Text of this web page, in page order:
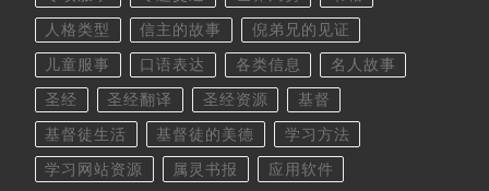
人格类型 信主的故事 倪弟兄的见证
儿童服事 口语表达 各类信息 名人故事
圣经 圣经翻译 圣经资源 基督
基督徒生活 基督徒的美德 学习方法
学习网站资源 属灵书报 应用软件